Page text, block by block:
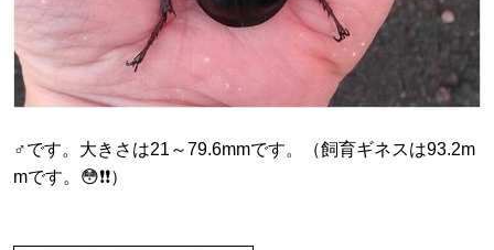
♂です。大きさは21～79.6mmです。（飼育ギネスは93.2m
mです。😳❗❗）